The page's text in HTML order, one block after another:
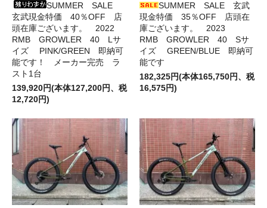
SUMMER SALE
玄武現金特価 40％OFF 店
頭在庫ございます。 2022
RMB GROWLER 40 Lサ
イズ PINK/GREEN 即納可
能です！ メーカー完売 ラ
スト1台
139,920円(本体127,200円、税
12,720円)
SUMMER SALE 玄武
現金特価 35％OFF 店頭在
庫ございます。 2023
RMB GROWLER 40 Sサ
イズ GREEN/BLUE 即納可
能です
182,325円(本体165,750円、税
16,575円)